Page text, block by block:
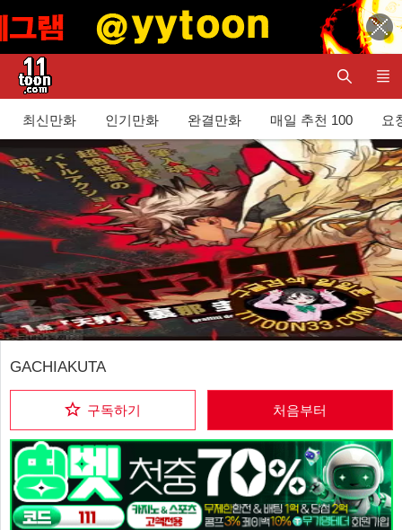
최신만화 인기만화 완결만화 매일 추천 100 요
GACHIAKUTA
구독하기 처음부터